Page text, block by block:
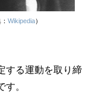
Wikipedia）
する運動を取り締
す